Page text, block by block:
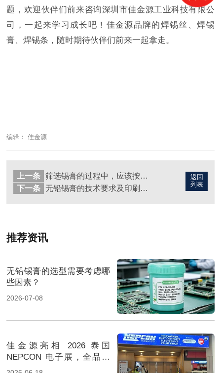
题，欢迎伙伴们前来咨询深圳市佳金源工业科技有限公
司，一起来学习成长吧！佳金源品牌的焊锡丝、焊锡
膏、焊锡条，随时期待伙伴们前来一起拿走。
编辑： 佳金源
返回
列表
上一条
筛选锡膏的过程中，应该按照怎么样的要求和规范进行筛选？
下一条
无铅锡膏的技术要求及印刷特性
推荐资讯
无铅锡膏的选型需要考虑哪
些因素？
2026-07-08
佳金源亮相 2026 泰国
NEPCON 电子展，全品类
焊料重磅展出，高性能锡膏